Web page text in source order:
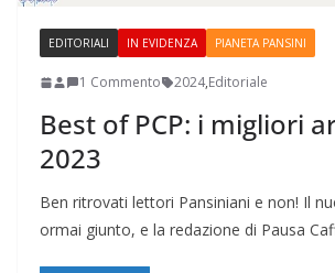
EDITORIALI IN EVIDENZA PIANETA PANSINI
1 Commento 2024,Editoriale
Best of PCP: i migliori
2023
Ben ritrovati lettori Pansiniani e non! Il
ormai giunto, e la redazione di Pausa